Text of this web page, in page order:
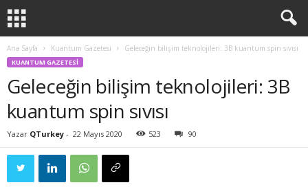
Ana Sayfa Kuantum Gazetesi Geleceğin bilişim teknolojileri: 3B kuantum spin sıvısı
KUANTUM GAZETESI
Geleceğin bilişim teknolojileri: 3B
kuantum spin sıvısı
Yazar QTurkey - 22 Mayıs 2020 523 90